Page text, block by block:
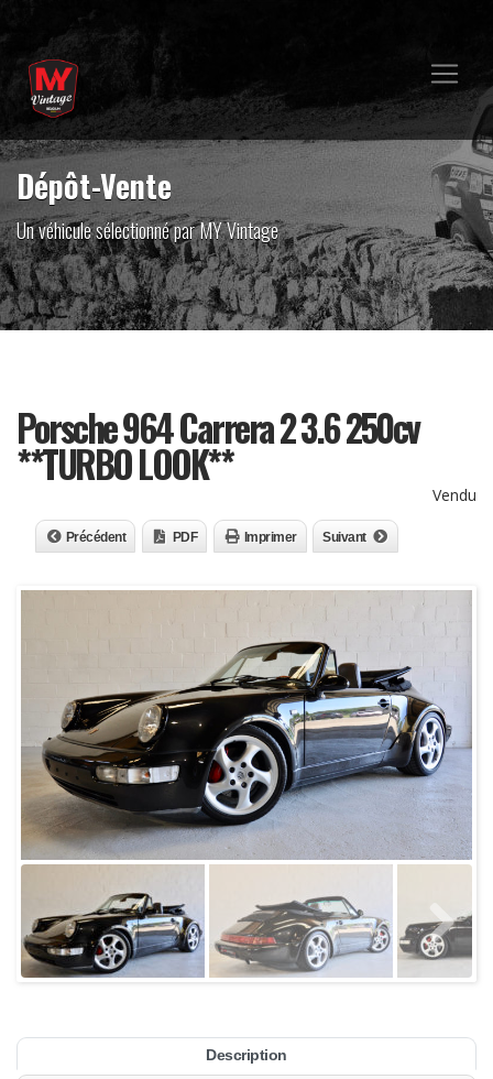
Dépôt-Vente
Un véhicule sélectionné par MY Vintage
Porsche 964 Carrera 2 3.6 250cv
**TURBO LOOK**
Vendu
Précédent PDF Imprimer Suivant
Description